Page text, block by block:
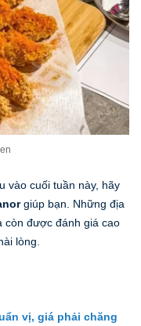
vào cuối tuần này, hãy
giúp bạn. Những địa
còn được đánh giá cao
lòng.
vị, giá phải chăng